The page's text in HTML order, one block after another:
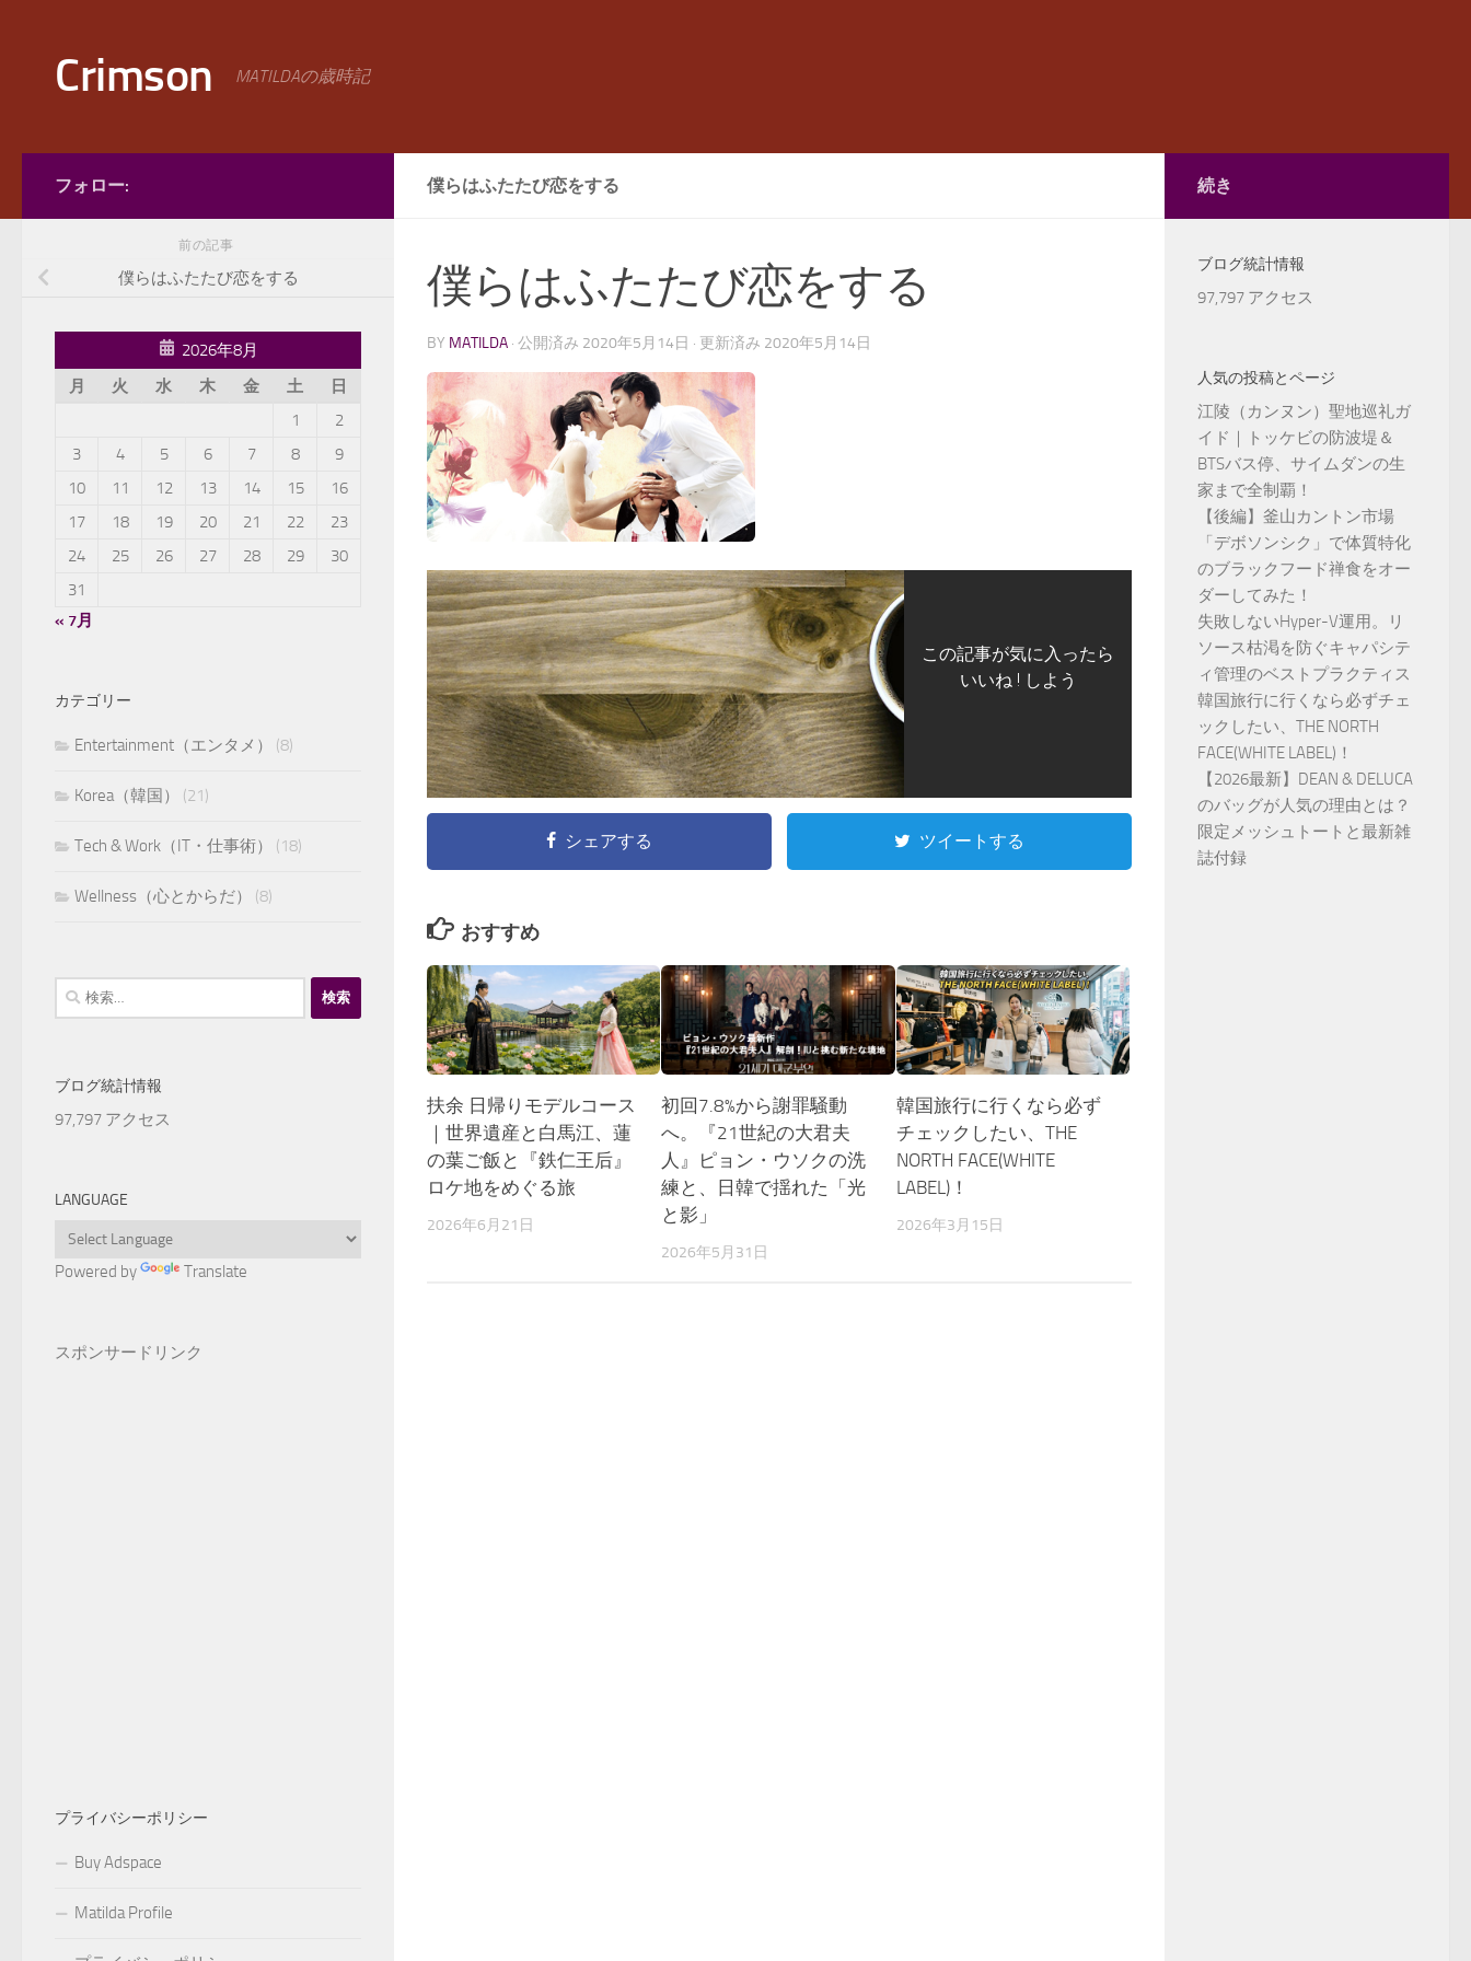
Crimson MATILDAの歳時記
僕らはふたたび恋をする
僕らはふたたび恋をする
BY MATILDA · 公開済み 2020年5月14日 · 更新済み 2020年5月14日
この記事が気に入ったら
いいね ! しよう
シェアする ツイートする
おすすめ
扶余 日帰りモデルコース
｜世界遺産と白馬江、蓮
の葉ご飯と『鉄仁王后』
ロケ地をめぐる旅
2026年6月21日
初回7.8%から謝罪騒動
へ。『21世紀の大君夫
人』ピョン・ウソクの洗
練と、日韓で揺れた「光
と影」
2026年5月31日
韓国旅行に行くなら必ず
チェックしたい、THE
NORTH FACE(WHITE
LABEL)！
2026年3月15日
フォロー:
前の記事
僕らはふたたび恋をする
2026年8月
月
火 水 木 金 土
日
1
2
3
4 5 6 7 8
9
10
11 12 13 14 15
16
17
18 19 20 21 22
23
24
25 26 27 28 29
30
31
« 7月
カテゴリー
Entertainment（エンタメ） (8)
Korea（韓国） (21)
Tech & Work（IT・仕事術） (18)
Wellness（心とからだ） (8)
検
索:
ブログ統計情報
97,797 アクセス
LANGUAGE
Powered by Translate
スポンサードリンク
プライバシーポリシー
Buy Adspace
Matilda Profile
続き
ブログ統計情報
97,797 アクセス
人気の投稿とページ
江陵（カンヌン）聖地巡礼ガ
イド｜トッケビの防波堤＆
BTSバス停、サイムダンの生
家まで全制覇！
【後編】釜山カントン市場
「デボソンシク」で体質特化
のブラックフード禅食をオー
ダーしてみた！
失敗しないHyper-V運用。リ
ソース枯渇を防ぐキャパシテ
ィ管理のベストプラクティス
韓国旅行に行くなら必ずチェ
ックしたい、THE NORTH
FACE(WHITE LABEL)！
【2026最新】DEAN & DELUCA
のバッグが人気の理由とは？
限定メッシュトートと最新雑
誌付録